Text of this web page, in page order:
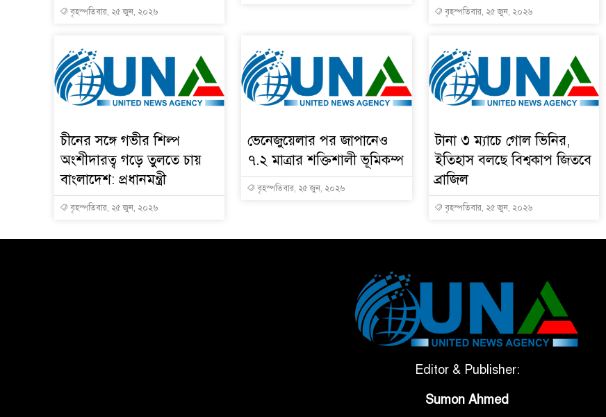
বৃহস্পতিবার, ২৫ জুন, ২০২৬ বৃহস্পতিবার, ২৫ জুন, ২০২৬
চীনের সঙ্গে গভীর শিল্প
অংশীদারত্ব গড়ে তুলতে চায়
বাংলাদেশ: প্রধানমন্ত্রী
বৃহস্পতিবার, ২৫ জুন, ২০২৬
ভেনেজুয়েলার পর জাপানেও
৭.২ মাত্রার শক্তিশালী ভূমিকম্প
বৃহস্পতিবার, ২৫ জুন, ২০২৬
টানা ৩ ম্যাচে গোল ভিনির,
ইতিহাস বলছে বিশ্বকাপ জিতবে
ব্রাজিল
বৃহস্পতিবার, ২৫ জুন, ২০২৬
Editor & Publisher:
Sumon Ahmed